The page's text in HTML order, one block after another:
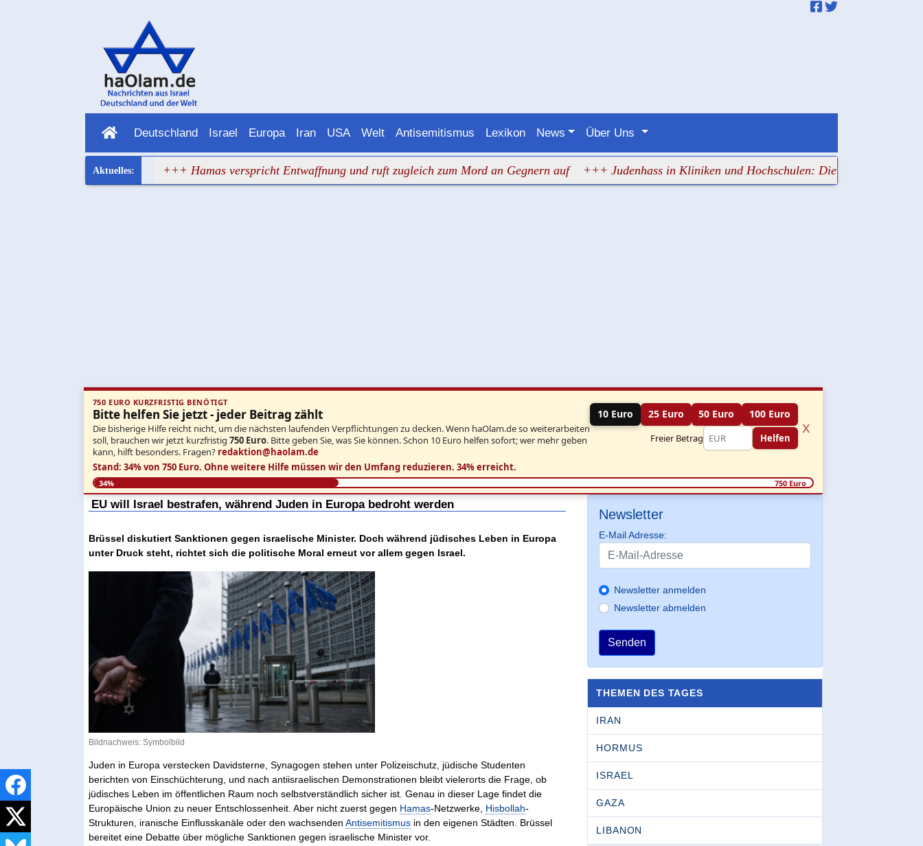
Deutschland Israel Europa Iran USA Welt Antisemitismus Lexikon News Über Uns
hat wieder versagt +++ Hamas verspricht Entwaffnung und ruft zugleich zum Mord an Gegnern auf +++ Judenhass in Kliniken und Hochschulen: Die Verantwortlichen
750 EURO KURZFRISTIG BENÖTIGT
Bitte helfen Sie jetzt - jeder Beitrag zählt
Die bisherige Hilfe reicht nicht, um die nächsten laufenden Verpflichtungen zu decken. Wenn haOlam.de so weiterarbeiten
soll, brauchen wir jetzt kurzfristig 750 Euro. Bitte geben Sie, was Sie können. Schon 10 Euro helfen sofort; wer mehr geben
kann, hilft besonders. Fragen? redaktion@haolam.de
10 Euro 25 Euro 50 Euro 100 Euro
Freier Betrag Helfen
x
Stand: 34% von 750 Euro. Ohne weitere Hilfe müssen wir den Umfang reduzieren. 34% erreicht.
34% 750 Euro
EU will Israel bestrafen, während Juden in Europa bedroht werden
Brüssel diskutiert Sanktionen gegen israelische Minister. Doch während jüdisches Leben in Europa
unter Druck steht, richtet sich die politische Moral erneut vor allem gegen Israel.
Bildnachweis: Symbolbild
Juden in Europa verstecken Davidsterne, Synagogen stehen unter Polizeischutz, jüdische Studenten
berichten von Einschüchterung, und nach antiisraelischen Demonstrationen bleibt vielerorts die Frage, ob
jüdisches Leben im öffentlichen Raum noch selbstverständlich sicher ist. Genau in dieser Lage findet die
Europäische Union zu neuer Entschlossenheit. Aber nicht zuerst gegen Hamas-Netzwerke, Hisbollah-
Strukturen, iranische Einflusskanäle oder den wachsendenAntisemitismus in den eigenen Städten. Brüssel
bereitet eine Debatte über mögliche Sanktionen gegen israelische Minister vor.
Newsletter
E-Mail Adresse:
Newsletter anmelden
Newsletter abmelden
Senden
THEMEN DES TAGES
IRAN
HORMUS
ISRAEL
GAZA
LIBANON